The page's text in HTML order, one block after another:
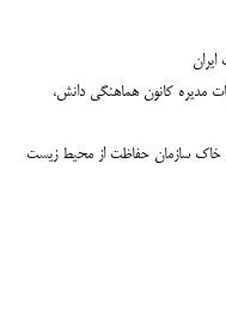
مدیره کانون هماهنگی دانش،
خاک سازمان حفاظت از محیط زیست